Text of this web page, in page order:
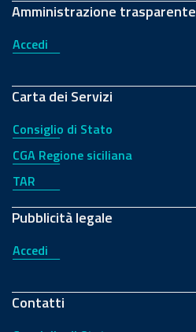
Amministrazione trasparente
Accedi
Carta dei Servizi
Consiglio di Stato
CGA Regione siciliana
TAR
Pubblicità legale
Accedi
Contatti